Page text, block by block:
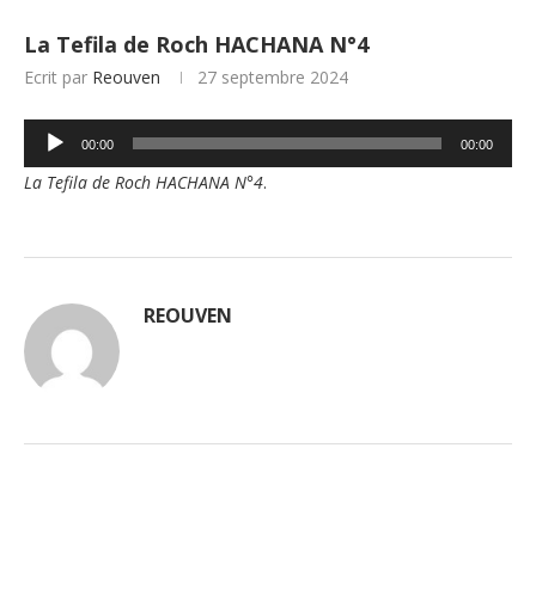
La Tefila de Roch HACHANA N°4
Ecrit par Reouven 27 septembre 2024
Lecteur
audio
00:00 00:00
La Tefila de Roch HACHANA N°4.
REOUVEN